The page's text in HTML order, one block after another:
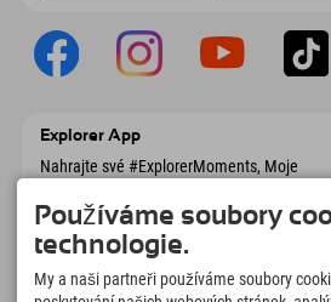
Explorer App
Nahrajte své #ExplorerMoments, Moje
seznamem míst, která chcete navštívit,
přehledem restaurací a mnoha dalšími
věcmi. Stáhněte si hned!
Používáme soubory
technologie.
My a naši partneři používáme soubory